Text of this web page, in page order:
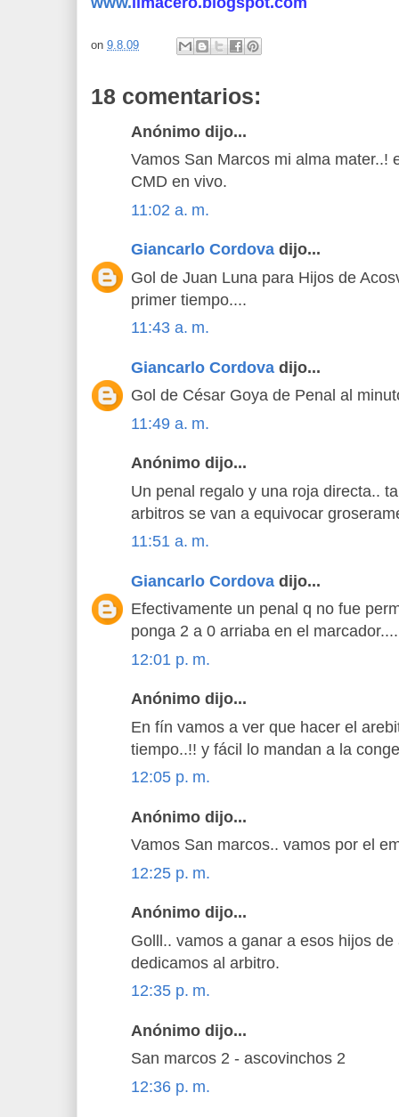
on 9.8.09
18 comentarios:
Anónimo dijo...
Vamos San Marcos mi alma mater..!
CMD en vivo.
11:02 a. m.
Giancarlo Cordova dijo...
Gol de Juan Luna para Hijos de
primer tiempo....
11:43 a. m.
Giancarlo Cordova dijo...
Gol de César Goya de Penal al
11:49 a. m.
Anónimo dijo...
Un penal regalo y una roja directa..
arbitros se van a equivocar
11:51 a. m.
Giancarlo Cordova dijo...
Efectivamente un penal q no fue
ponga 2 a 0 arriaba en el marcador....
12:01 p. m.
Anónimo dijo...
En fín vamos a ver que hacer el
tiempo..!! y fácil lo mandan a la
12:05 p. m.
Anónimo dijo...
Vamos San marcos.. vamos por el
12:25 p. m.
Anónimo dijo...
Golll.. vamos a ganar a esos hijos
dedicamos al arbitro.
12:35 p. m.
Anónimo dijo...
San marcos 2 - ascovinchos 2
12:36 p. m.